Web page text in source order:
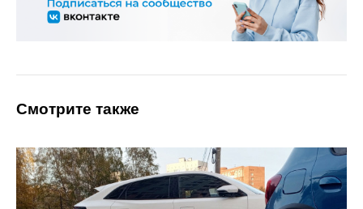
Смотрите также